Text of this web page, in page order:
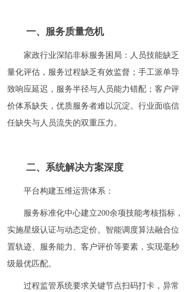
一、 服务质量危机
家政行业深陷非标服务困局：人员技能缺乏
量化评估，服务过程缺乏有效监督；手工派单导
致响应延迟，服务半径与人员能力错配；客户评
价体系缺失，优质服务者难以沉淀。行业面临信
任缺失与人员流失的双重压力。
二、 系统解决方案深度
平台构建五维运营体系：
服务标准化中心建立200余项技能考核指标，
实施星级认证与动态定价。智能调度算法融合位
置轨迹、服务能力、客户评价等要素，实现毫秒
级最优匹配。
过程监管系统要求关键节点扫码打卡，异常